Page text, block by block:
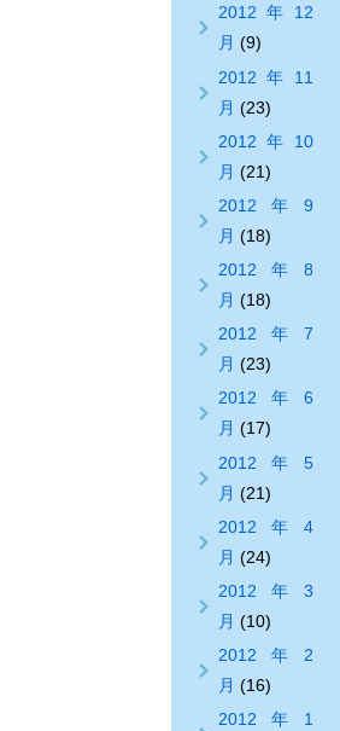
2012年12
月 (9)
2012年11
月 (23)
2012年10
月 (21)
2012年9
月 (18)
2012年8
月 (18)
2012年7
月 (23)
2012年6
月 (17)
2012年5
月 (21)
2012年4
月 (24)
2012年3
月 (10)
2012年2
月 (16)
2012年1